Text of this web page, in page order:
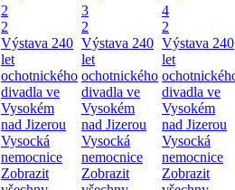
2
2
Výstava 240
let
ochotnického
divadla ve
Vysokém
nad Jizerou
Vysocká
nemocnice
Zobrazit
3
2
Výstava 240
let
ochotnického
divadla ve
Vysokém
nad Jizerou
Vysocká
nemocnice
Zobrazit
4
2
Výstava 240
let
divadla ve
Vysokém
nad Jizerou
Vysocká
nemocnice
Zobrazit